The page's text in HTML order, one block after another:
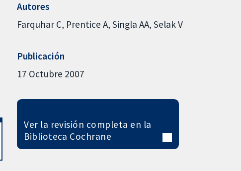
Autores
Farquhar C Prentice A Singla AA Selak V
Publicación
17 Octubre 2007
Ver la revisión completa en la
Biblioteca Cochrane